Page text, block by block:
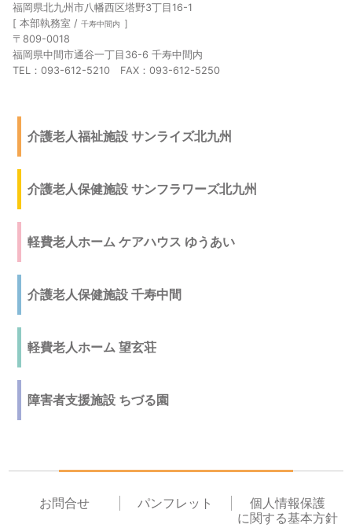
福岡県北九州市八幡西区塔野3丁目16-1
[ 本部執務室 / 千寿中間内 ］
〒809-0018
福岡県中間市通谷一丁目36-6 千寿中間内
TEL：093-612-5210 FAX：093-612-5250
介護老人福祉施設 サンライズ北九州
介護老人保健施設 サンフラワーズ北九州
軽費老人ホーム ケアハウス ゆうあい
介護老人保健施設 千寿中間
軽費老人ホーム 望玄荘
障害者支援施設 ちづる園
お問合せ パンフレット
個人情報保護
に関する基本方針